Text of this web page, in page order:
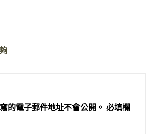
的電子郵件地址不會公開。 必填欄